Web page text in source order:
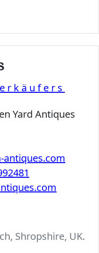
Yard Antiques
antiques.com
Shropshire, UK.